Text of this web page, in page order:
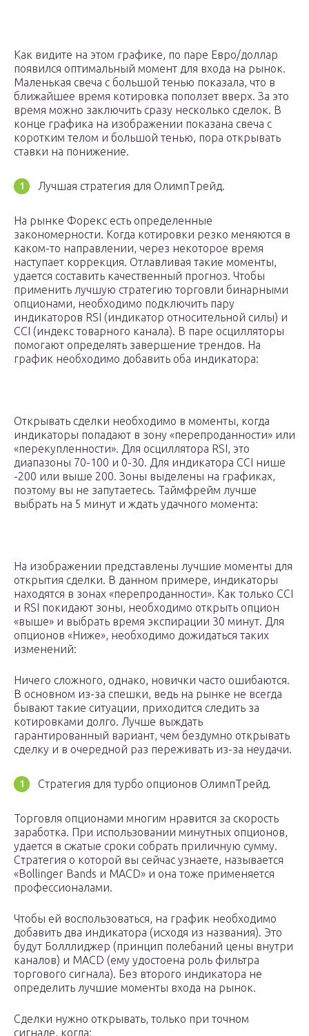
Как видите на этом графике, по паре Евро/доллар
появился оптимальный момент для входа на рынок.
Маленькая свеча с большой тенью показала, что в
ближайшее время котировка поползет вверх. За это
время можно заключить сразу несколько сделок. В
конце графика на изображении показана свеча с
коротким телом и большой тенью, пора открывать
ставки на понижение.
Лучшая стратегия для ОлимпТрейд.
На рынке Форекс есть определенные
закономерности. Когда котировки резко меняются в
каком-то направлении, через некоторое время
наступает коррекция. Отлавливая такие моменты,
удается составить качественный прогноз. Чтобы
применить лучшую стратегию торговли бинарными
опционами, необходимо подключить пару
индикаторов RSI (индикатор относительной силы) и
CCI (индекс товарного канала). В паре осцилляторы
помогают определять завершение трендов. На
график необходимо добавить оба индикатора:
Открывать сделки необходимо в моменты, когда
индикаторы попадают в зону «перепроданности» или
«перекупленности». Для осциллятора RSI, это
диапазоны 70-100 и 0-30. Для индикатора CCI нише
-200 или выше 200. Зоны выделены на графиках,
поэтому вы не запутаетесь. Таймфрейм лучше
выбрать на 5 минут и ждать удачного момента:
На изображении представлены лучшие моменты для
открытия сделки. В данном примере, индикаторы
находятся в зонах «перепроданности». Как только CCI
и RSI покидают зоны, необходимо открыть опцион
«выше» и выбрать время экспирации 30 минут. Для
опционов «Ниже», необходимо дожидаться таких
изменений:
Ничего сложного, однако, новички часто ошибаются.
В основном из-за спешки, ведь на рынке не всегда
бывают такие ситуации, приходится следить за
котировками долго. Лучше выждать
гарантированный вариант, чем бездумно открывать
сделку и в очередной раз переживать из-за неудачи.
Стратегия для турбо опционов ОлимпТрейд.
Торговля опционами многим нравится за скорость
заработка. При использовании минутных опционов,
удается в сжатые сроки собрать приличную сумму.
Стратегия о которой вы сейчас узнаете, называется
«Bollinger Bands и MACD» и она тоже применяется
профессионалами.
Чтобы ей воспользоваться, на график необходимо
добавить два индикатора (исходя из названия). Это
будут Болллиджер (принцип полебаний цены внутри
каналов) и MACD (ему удостоена роль фильтра
торгового сигнала). Без второго индикатора не
определить лучшие моменты входа на рынок.
Сделки нужно открывать, только при точном
сигнале, когда: